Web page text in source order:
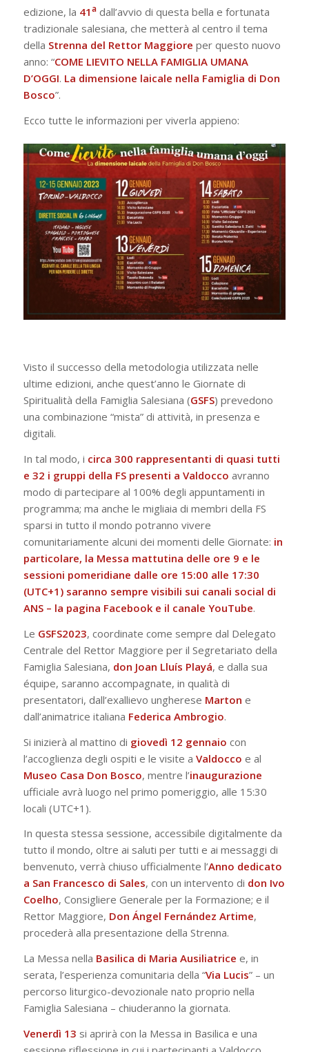
edizione, la 41a dall’avvio di questa bella e fortunata
tradizionale salesiana, che metterà al centro il tema
della Strenna del Rettor Maggiore per questo nuovo
anno: “COME LIEVITO NELLA FAMIGLIA UMANA
D’OGGI. La dimensione laicale nella Famiglia di Don
Bosco”.
Ecco tutte le informazioni per viverla appieno:
Visto il successo della metodologia utilizzata nelle
ultime edizioni, anche quest’anno le Giornate di
Spiritualità della Famiglia Salesiana (GSFS) prevedono
una combinazione “mista” di attività, in presenza e
digitali.
In tal modo, i circa 300 rappresentanti di quasi tutti
e 32 i gruppi della FS presenti a Valdocco avranno
modo di partecipare al 100% degli appuntamenti in
programma; ma anche le migliaia di membri della FS
sparsi in tutto il mondo potranno vivere
comunitariamente alcuni dei momenti delle Giornate: in
particolare, la Messa mattutina delle ore 9 e le
sessioni pomeridiane dalle ore 15:00 alle 17:30
(UTC+1) saranno sempre visibili sui canali social di
ANS – la pagina Facebooke il canale YouTube.
Le GSFS2023, coordinate come sempre dal Delegato
Centrale del Rettor Maggiore per il Segretariato della
Famiglia Salesiana, don Joan Lluís Playá, e dalla sua
équipe, saranno accompagnate, in qualità di
presentatori, dall’exallievo ungherese Marton e
dall’animatrice italiana Federica Ambrogio.
Si inizierà al mattino di giovedì 12 gennaio con
l’accoglienza degli ospiti e le visite a Valdocco e al
Museo Casa Don Bosco, mentre l’inaugurazione
ufficiale avrà luogo nel primo pomeriggio, alle 15:30
locali (UTC+1).
In questa stessa sessione, accessibile digitalmente da
tutto il mondo, oltre ai saluti per tutti e ai messaggi di
benvenuto, verrà chiuso ufficialmente l’Anno dedicato
a San Francesco di Sales, con un intervento di don Ivo
Coelho, Consigliere Generale per la Formazione; e il
Rettor Maggiore, Don Ángel Fernández Artime,
procederà alla presentazione della Strenna.
La Messa nella Basilica di Maria Ausiliatrice e, in
serata, l’esperienza comunitaria della “Via Lucis” – un
percorso liturgico-devozionale nato proprio nella
Famiglia Salesiana – chiuderanno la giornata.
Venerdì 13 si aprirà con la Messa in Basilica e una